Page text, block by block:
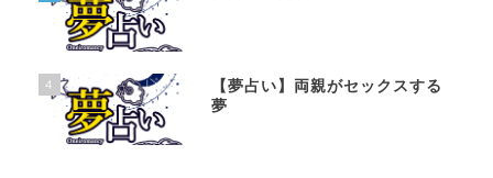
4
【夢占い】両親がセックスする
夢